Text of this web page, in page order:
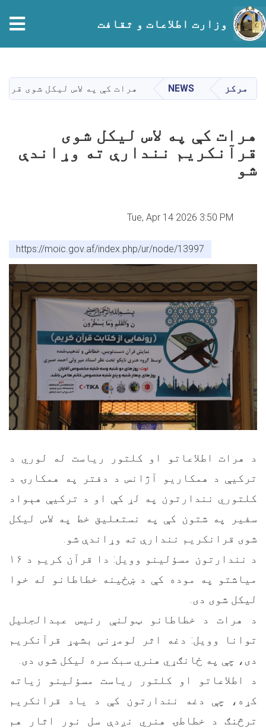
main
content
وزارت اطلاعات و ثقافت
مرکز NEWS هرات کې په لاس لیکل شوی
هرات کې په لاس لیکل شوی
قرآنکريم نندارې ته وړاندې
شو
Tue, Apr 14 2026 3:50 PM
https://moic.gov.af/index.php/ur/node/13997
د هرات اطلاعاتو او کلتور ریاست له لوري د
ترکیې د همکاریو آژانس د دفتر په همکارۍ د
کلتوري نندارتون په لړ کې او د ترکیې هېواد
سفیر په شتون کې په نستعلیق خط په لاس لیکل
شوی قرانکریم نندارې ته وړاندې شو.
د نندارتون مسؤلينو وویل: دا قرآن کريم د ۱۶
مياشتو په موده کې د ښځينه خطاطانو له خوا
ليکل شوی دی.
د هرات د خطاطانو ټولنې رئيس عبدالجليل
توانا وویل: دغه اثر لومړنی بشپړ قرآنکریم
دی، چې په ځانګړي هنري سبک سره ليکل شوی دی.
د اطلاعاتو او کلتور رياست مسؤلینو زیاته
کړه، چې دغه نندارتون کې د یاد قرانکریم
ترڅنګ د خطاطۍ هنري نږدې سل نور اثار هم